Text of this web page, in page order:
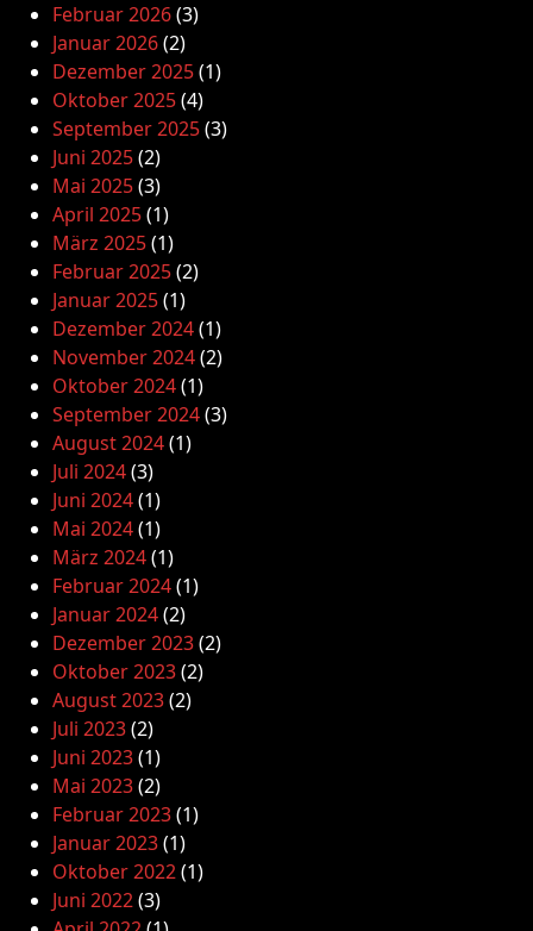
Februar 2026(3)
Januar 2026(2)
Dezember 2025(1)
Oktober 2025(4)
September 2025(3)
Juni 2025(2)
Mai 2025(3)
April 2025(1)
März 2025(1)
Februar 2025(2)
Januar 2025(1)
Dezember 2024(1)
November 2024(2)
Oktober 2024(1)
September 2024(3)
August 2024(1)
Juli 2024(3)
Juni 2024(1)
Mai 2024(1)
März 2024(1)
Februar 2024(1)
Januar 2024(2)
Dezember 2023(2)
Oktober 2023(2)
August 2023(2)
Juli 2023(2)
Juni 2023(1)
Mai 2023(2)
Februar 2023(1)
Januar 2023(1)
Oktober 2022(1)
Juni 2022(3)